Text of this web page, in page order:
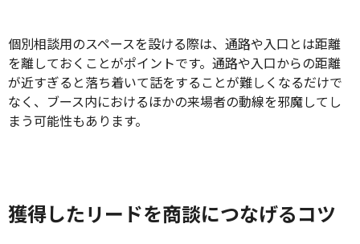
個別相談用のスペースを設ける際は、通路や入口とは距離
を離しておくことがポイントです。通路や入口からの距離
が近すぎると落ち着いて話をすることが難しくなるだけで
なく、ブース内におけるほかの来場者の動線を邪魔してし
まう可能性もあります。
獲得したリードを商談につなげるコツ